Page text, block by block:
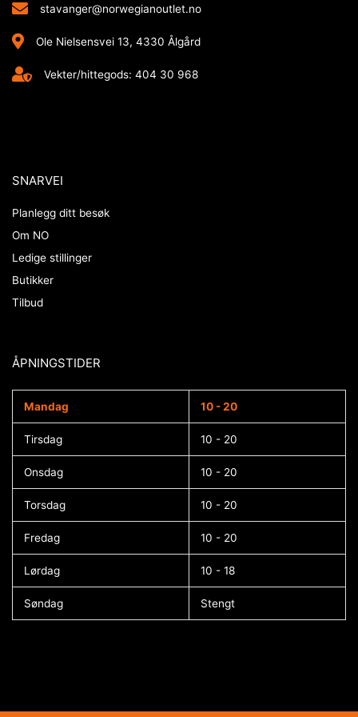
stavanger@norwegianoutlet.no
Ole Nielsensvei 13, 4330 Ålgård
Vekter/hittegods: 404 30 968
SNARVEI
Planlegg ditt besøk
Om NO
Ledige stillinger
Butikker
Tilbud
ÅPNINGSTIDER​
Mandag 10 - 20
Tirsdag 10 - 20
Onsdag 10 - 20
Torsdag 10 - 20
Fredag 10 - 20
Lørdag 10 - 18
Søndag Stengt